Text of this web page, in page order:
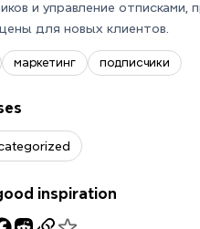
и управление отписками,
для новых клиентов.
маркетинг подписчики
inspiration